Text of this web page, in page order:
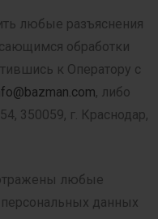
любые разъяснения
обработки
к Оператору с
, либо
350059, г. Краснодар,
любые
данных